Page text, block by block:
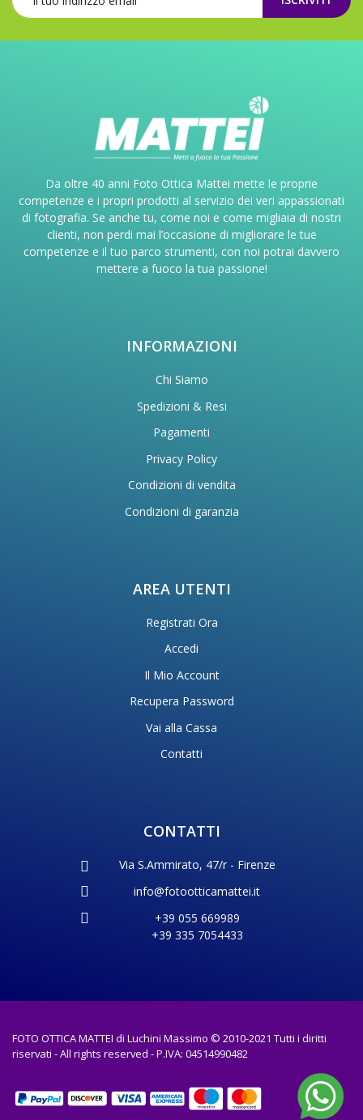
Da oltre 40 anni Foto Ottica Mattei mette le proprie
competenze e i propri prodotti al servizio dei veri appassionati
di fotografia. Se anche tu, come noi e come migliaia di nostri
clienti, non perdi mai l’occasione di migliorare le tue
competenze e il tuo parco strumenti, con noi potrai davvero
mettere a fuoco la tua passione!
INFORMAZIONI
Chi Siamo
Spedizioni & Resi
Pagamenti
Privacy Policy
Condizioni di vendita
Condizioni di garanzia
AREA UTENTI
Registrati Ora
Accedi
Il Mio Account
Recupera Password
Vai alla Cassa
Contatti
CONTATTI
Via S.Ammirato, 47/r - Firenze
info@fotootticamattei.it
+39 055 669989
+39 335 7054433
FOTO OTTICA MATTEI di Luchini Massimo © 2010-2021 Tutti i diritti
riservati - All rights reserved - P.IVA: 04514990482